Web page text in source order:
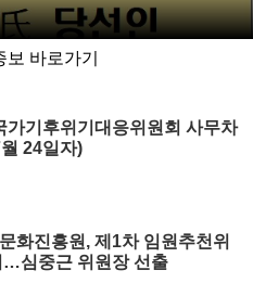
바로가기
가기후위기대응위원회 사무차
24일자)
화진흥원, 제1차 임원추천위
…심중근 위원장 선출